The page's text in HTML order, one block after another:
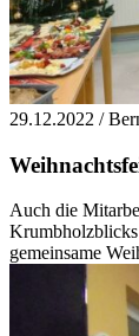
29.12.2022 /
Auch die
Krumbholzblicks
gemeinsame